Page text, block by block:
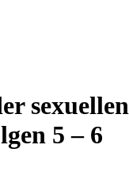
sexuellen
5 – 6